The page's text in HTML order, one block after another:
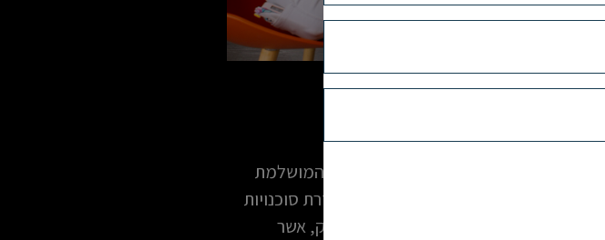
עסקיים מקוונים מקיפים. זוהי הדרך המושלמת
להגביר את המודעות והנראות למותג שלך בדיגיטל, כמו גם להגיע להחזר השקעה (ROI) גבוה יותר. בעזרת סוכנויות
העדכניים ביותר בטכנולוגיה ובשיווק, אשר